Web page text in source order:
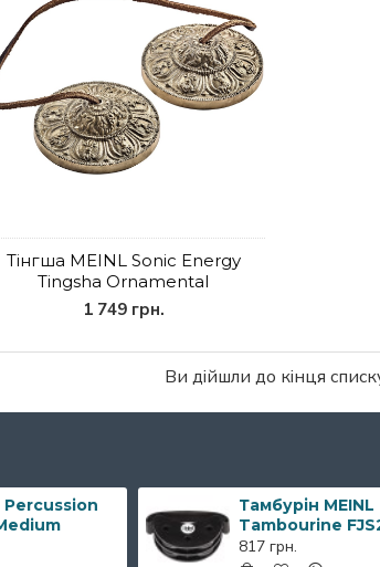
Тінгша MEINL Sonic Energy
Tingsha Ornamental
1 749 грн.
Ви дійшли до кінця
Percussion
Тамбурін
Tambourine
817 грн.